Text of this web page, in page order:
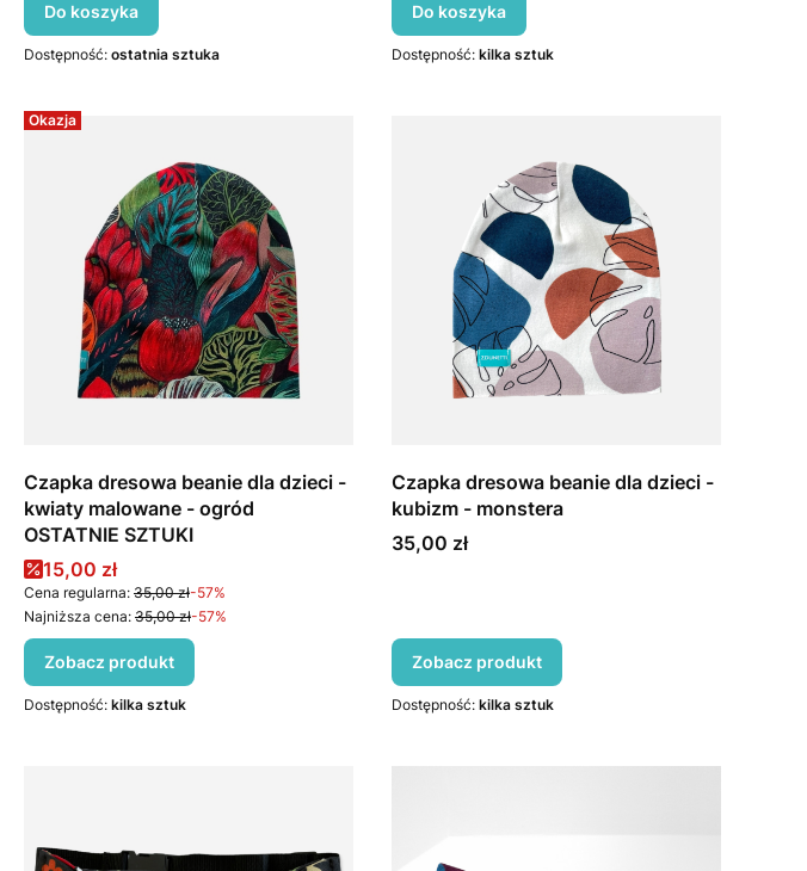
Do koszyka
Dostępność: ostatnia sztuka
Do koszyka
Dostępność: kilka sztuk
Okazja
Czapka dresowa beanie dla dzieci -
kwiaty malowane - ogród
OSTATNIE SZTUKI
Cena promocyjna
15,00 zł
Cena regularna: 35,00 zł-57%
Najniższa cena: 35,00 zł-57%
Zobacz produkt
Dostępność: kilka sztuk
Czapka dresowa beanie dla dzieci -
kubizm - monstera
Cena
35,00 zł
Zobacz produkt
Dostępność: kilka sztuk